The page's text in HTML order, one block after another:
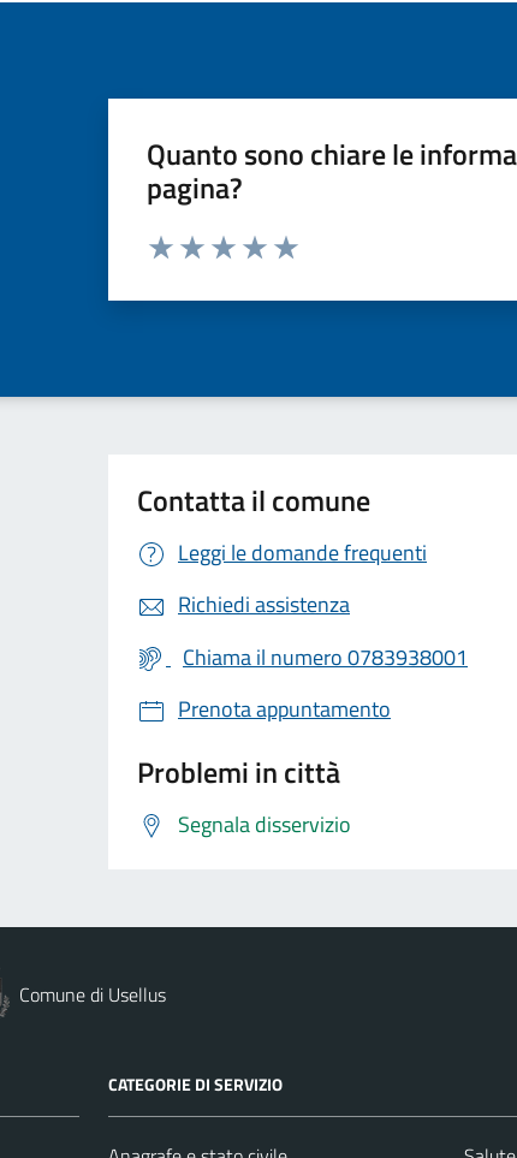
Quanto sono chiare le
pagina?
Valuta da 1 a 5 stelle la pagina
Contatta il comune
Leggi le domande frequenti
Richiedi assistenza
Chiama il numero 0783938001
Prenota appuntamento
Problemi in città
Segnala disservizio
Comune di Usellus
CATEGORIE DI SERVIZIO